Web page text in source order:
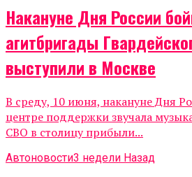
Накануне Дня России
агитбригады
выступили в Москве
В среду, 10 июня, накануне Дня
центре поддержки звучала
СВО в столицу прибыли...
Автоновости3 недели Назад